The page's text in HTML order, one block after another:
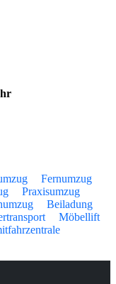
Fernumzug
Praxisumzug
Beiladung
Möbellift